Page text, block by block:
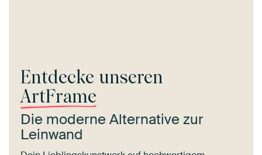
Entdecke unseren
ArtFrame
Die moderne Alternative zur
Leinwand